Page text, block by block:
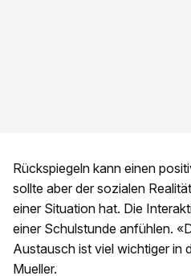
Rückspiegeln kann einen
sollte aber der sozialen
einer Situation hat. Die
einer Schulstunde anfühlen.
Austausch ist viel wichtiger in
Mueller.